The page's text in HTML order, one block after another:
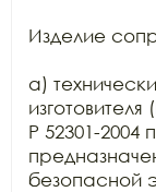
Изделие
а)
изготовителя
Р 52301-2004
безопасной